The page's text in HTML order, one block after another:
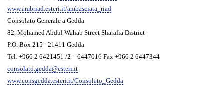
www.ambriad.esteri.it/ambasciata_riad
Consolato Generale a Gedda
82, Mohamed Abdul Wahab Street Sharafia District
P.O. Box 215 - 21411 Gedda
Tel. +966 2 6421451 /2 - 6447016 Fax +966 2 6447344
consolato.gedda@esteri.it
www.consgedda.esteri.it/Consolato_Gedda